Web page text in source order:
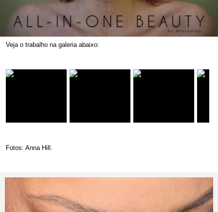
Veja o trabalho na galeria abaixo:
Fotos: Anna Hill.